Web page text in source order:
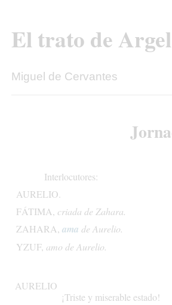
El trato deArgel
Miguel de Cervantes
Interlocutores:
AURELIO.
FÁTIMA, criada de Zahara.
ZAHARA, ama de Aurelio.
YZUF, amo de Aurelio.
AURELIO
¡Triste y miserable estado!